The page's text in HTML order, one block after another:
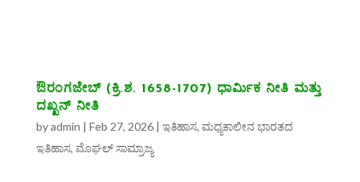
ಔರಂಗಜೇಬ್ (ಕ್ರಿ.ಶ. 1658-1707) ಧಾರ್ಮಿಕ ನೀತಿ ಮತ್ತು
ದಖ್ಖನ್ ನೀತಿ
byadmin | Feb 27, 2026| ಇತಿಹಾಸ, ಮಧ್ಯಕಾಲೀನ ಭಾರತದ
ಇತಿಹಾಸ, ಮೊಘಲ್‌ ಸಾಮ್ರಾಜ್ಯ